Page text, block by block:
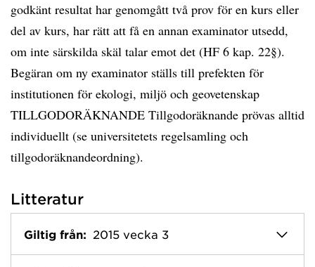
godkänt resultat har genomgått två prov för en kurs eller
del av kurs, har rätt att få en annan examinator utsedd,
om inte särskilda skäl talar emot det (HF 6 kap. 22§).
Begäran om ny examinator ställs till prefekten för
institutionen för ekologi, miljö och geovetenskap
TILLGODORÄKNANDE Tillgodoräknande prövas alltid
individuellt (se universitetets regelsamling och
tillgodoräknandeordning).
Litteratur
Giltig från: 2015 vecka 3